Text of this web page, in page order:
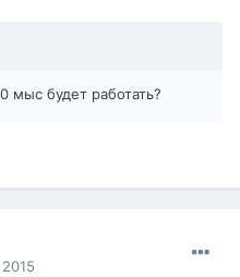
мыс будет работать?